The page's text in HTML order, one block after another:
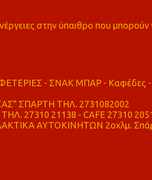
στην ύπαιθρο που μπορούν
- ΣΝΑΚ ΜΠΑΡ - Καφέδες -
ΣΠΑΡΤΗ ΤΗΛ. 2731082002
27310 21138 - CAFE 27310
ΑΥΤΟΚΙΝΗΤΩΝ 2οχλμ.